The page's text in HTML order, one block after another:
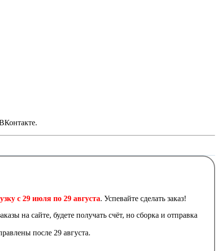
с 29 июля по 29 августа. Успевайте сделать заказ!
на сайте, будете получать счёт, но сборка и отправка
после 29 августа.